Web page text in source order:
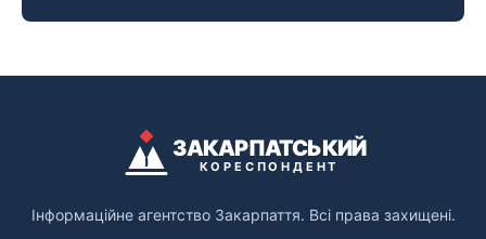
ЗАКАРПАТСЬКИЙ
КОРЕСПОНДЕНТ
Інформаційне агентство Закарпаття. Всі права захищені.